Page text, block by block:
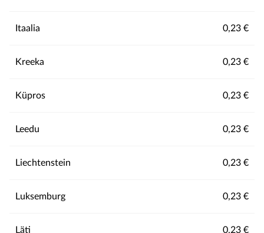
Itaalia 0,23 €
Kreeka 0,23 €
Küpros 0,23 €
Leedu 0,23 €
Liechtenstein 0,23 €
Luksemburg 0,23 €
Läti 0,23 €